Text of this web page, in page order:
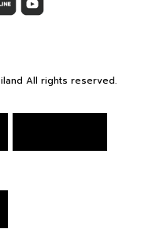
All rights reserved.